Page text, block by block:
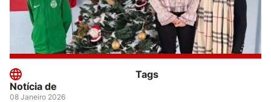
Notícia de
08 Janeiro 2026
Tags